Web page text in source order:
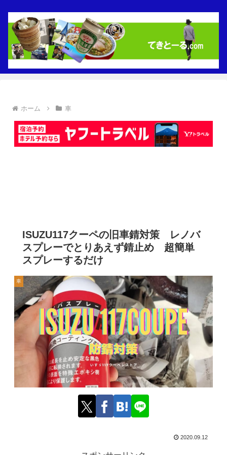
ホーム 車
ISUZU117クーペの旧車錆対策 レノバ
スプレーでとりあえず錆止め 超簡単
スプレーするだけ
車
2020.09.12